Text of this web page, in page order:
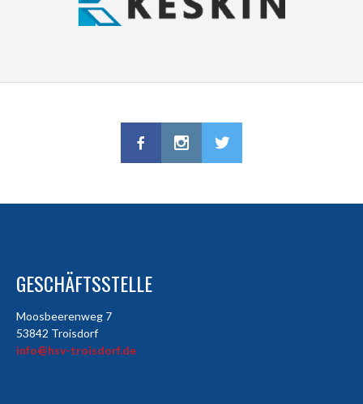
GESCHÄFTSSTELLE
Moosbeerenweg 7
53842 Troisdorf
info@hsv-troisdorf.de